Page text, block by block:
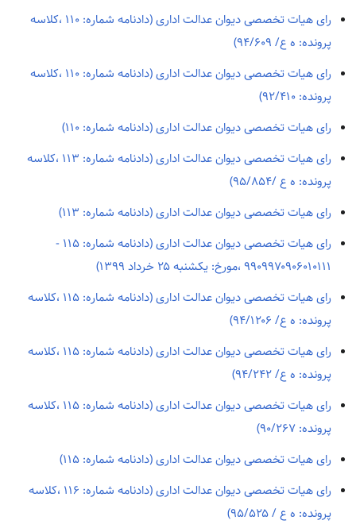
رای هیات تخصصی دیوان عدالت اداری (دادنامه شماره: ۱۱۰ ،کلاسه
پرونده: ه ع/ ۹۴/۶۰۹)
رای هیات تخصصی دیوان عدالت اداری (دادنامه شماره: ۱۱۰ ،کلاسه
پرونده: ۹۲/۴۱۰)
رای هیات تخصصی دیوان عدالت اداری (دادنامه شماره: ۱۱۰)
رای هیات تخصصی دیوان عدالت اداری (دادنامه شماره: ۱۱۳ ،کلاسه
پرونده: ه ع /۹۵/۸۵۴)
رای هیات تخصصی دیوان عدالت اداری (دادنامه شماره: ۱۱۳)
رای هیات تخصصی دیوان عدالت اداری (دادنامه شماره: ۱۱۵ -
۹۹۰۹۹۷۰۹۰۶۰۱۰۱۱۱ ،مورخ: يکشنبه ۲۵ خرداد ۱۳۹۹)
رای هیات تخصصی دیوان عدالت اداری (دادنامه شماره: ۱۱۵ ،کلاسه
پرونده: ه ع/ ۹۴/۱۲۰۶)
رای هیات تخصصی دیوان عدالت اداری (دادنامه شماره: ۱۱۵ ،کلاسه
پرونده: ه ع/ ۹۴/۲۴۲)
رای هیات تخصصی دیوان عدالت اداری (دادنامه شماره: ۱۱۵ ،کلاسه
پرونده: ۹۰/۲۶۷)
رای هیات تخصصی دیوان عدالت اداری (دادنامه شماره: ۱۱۵)
رای هیات تخصصی دیوان عدالت اداری (دادنامه شماره: ۱۱۶ ،کلاسه
پرونده: ه ع / ۹۵/۵۲۵)